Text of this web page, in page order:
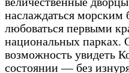
наслаждаться морским
любоваться первыми
национальных парках.
возможность увидеть
состоянии — без